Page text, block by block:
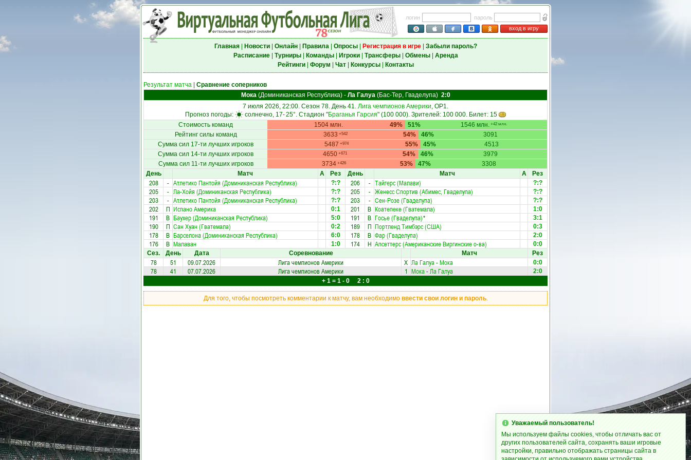
логин
пароль
вход в игру
Главная| Новости| Онлайн| Правила| Опросы| Регистрация в игре| Забыли пароль?
Расписание| Турниры| Команды| Игроки| Трансферы| Обмены| Аренда
Рейтинги| Форум Чат| Конкурсы| Контакты
Результат матча
Сравнение соперников
Мока(Доминиканская Республика)- Ла Галуа(Бас-Тер, Гваделупа) 2:0
7 июля 2026, 22:00. Сезон 78. День 41. Лига чемпионов Америки, ОР1.
Прогноз погоды:
солнечно, 17-25°. Стадион "Браганья Гарсия" (100 000). Зрителей: 100 000. Билет: 15
Стоимость команд
1504 млн. 49% 1546 млн. +42 млн.
51%
Рейтинг силы команд
3633 +542 54% 3091
46%
Сумма сил 17-ти лучших игроков
5487 +974 55% 4513
45%
Сумма сил 14-ти лучших игроков
4650 +671 54% 3979
46%
Сумма сил 11-ти лучших игроков
3734 +426 53% 3308
47%
День
Матч А Рез
208 - Атлетико Пантойя (Доминиканская Республика) ?:?
205 - Ла-Хойя (Доминиканская Республика) ?:?
203 - Атлетико Пантойя (Доминиканская Республика) ?:?
202 П Испано Америка 0:1
191 В Баухер (Доминиканская Республика) 5:0
190 П Сан Хуан (Гватемала) 0:2
178 В Барселона (Доминиканская Республика) 6:0
176 В Малаван 1:0
День Матч А Рез
206 - Тайгерс (Малави) ?:?
205 - Женесс Спортив (Абимес, Гваделупа) ?:?
203 - Сен-Розе (Гваделупа) ?:?
201 В Коатепеке (Гватемала) 1:0
191 В Госье (Гваделупа)* 3:1
189 П Портленд Тимбэрс (США) 0:3
178 В Фар (Гваделупа) 2:0
174 Н Апсеттерс (Американские Виргинские о-ва)
0:0
Сез.
День Дата Соревнование Матч Рез
78 51 09.07.2026 Лига чемпионов Америки X Ла Галуа-Мока 0:0
78 41 07.07.2026 Лига чемпионов Америки 1 Мока-Ла Галуа
2:0
+ 1 = 1 - 0 2 : 0
Для того, чтобы посмотреть комментарии к матчу, вам необходимо ввести свои логин и пароль.
Уважаемый пользователь!
Мы используем файлы cookies, чтобы отличать вас от
других пользователей сайта, сохранять ваши игровые
настройки, правильно отображать страницы сайта в